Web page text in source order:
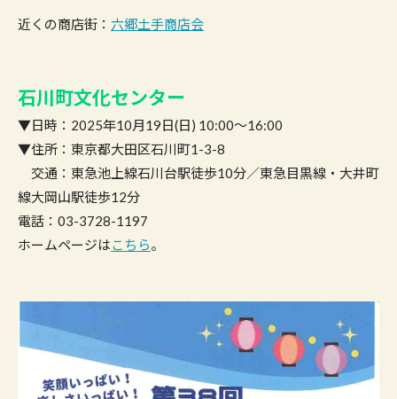
近くの商店街： 六郷土手商店会
石川町文化センター
▼日時：2025年10月19日(日) 10:00〜16:00
▼住所：東京都大田区石川町1-3-8
交通：東急池上線石川台駅徒歩10分／東急目黒線・大井町
線大岡山駅徒歩12分
電話：03-3728-1197
ホームページはこちら。